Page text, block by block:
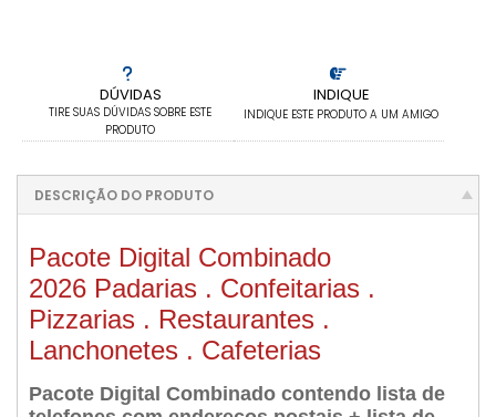
DÚVIDAS
TIRE SUAS DÚVIDAS SOBRE ESTE
PRODUTO
INDIQUE
INDIQUE ESTE PRODUTO A UM AMIGO
.
DESCRIÇÃO DO PRODUTO
Pacote Digital Combinado
2026 Padarias . Confeitarias .
Pizzarias . Restaurantes .
Lanchonetes . Cafeterias
Pacote Digital Combinado contendo lista de